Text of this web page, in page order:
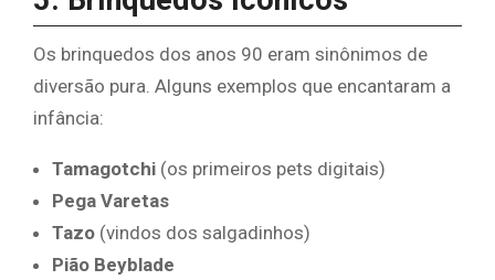
Os brinquedos dos anos 90 eram sinônimos de
diversão pura. Alguns exemplos que encantaram a
infância:
Tamagotchi (os primeiros pets digitais)
Pega Varetas
Tazo (vindos dos salgadinhos)
Pião Beyblade